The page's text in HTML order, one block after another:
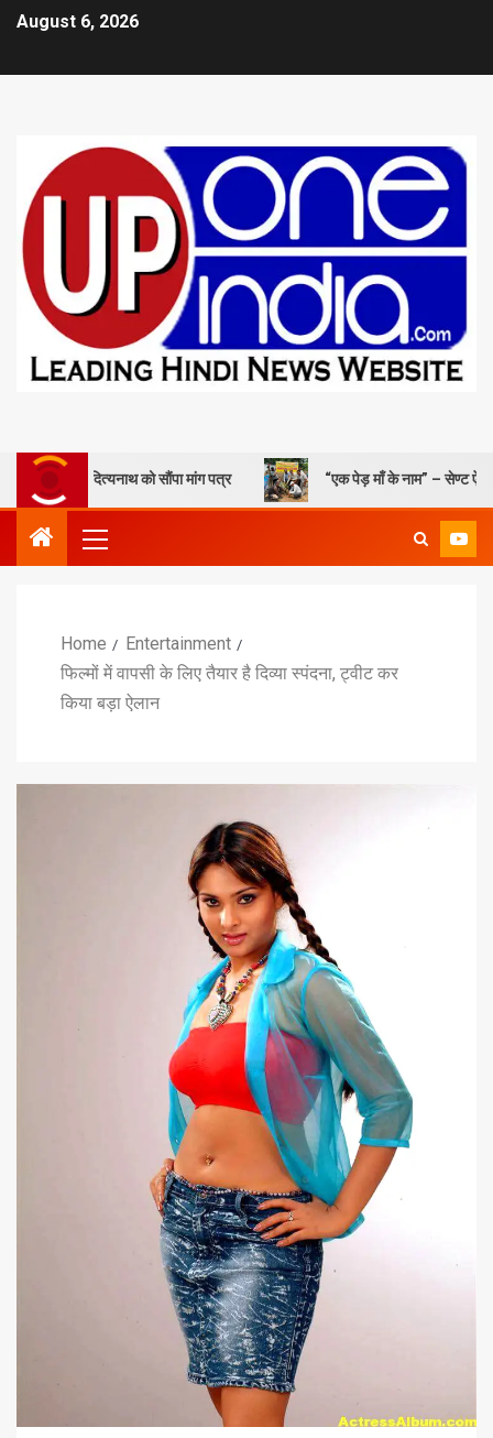
August 6, 2026
को सौंपा मांग पत्र “एक पेड़ माँ के नाम” – सेण्ट ऐण्ड्रयूज कॉलेज में
Home
Entertainment
फिल्मों में वापसी के लिए तैयार है दिव्या स्पंदना, ट्वीट कर
किया बड़ा ऐलान